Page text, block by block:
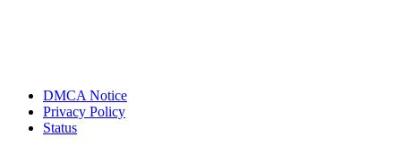
DMCA Notice
Privacy Policy
Status